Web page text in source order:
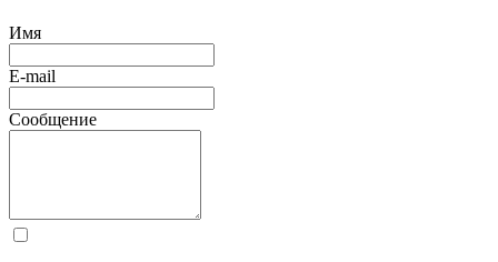
Имя
E-mail
Сообщение